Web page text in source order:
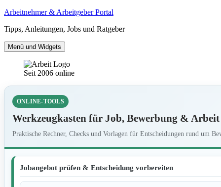
Zum
springen
Arbeitnehmer & Arbeitgeber Portal
Tipps, Anleitungen, Jobs und Ratgeber
Menü und Widgets
Seit 2006 online
ONLINE-TOOLS
Werkzeugkasten für Job, Bewerbung & Arbeit
Praktische Rechner, Checks und Vorlagen für Entscheidungen rund um
Jobangebot prüfen & Entscheidung vorbereiten